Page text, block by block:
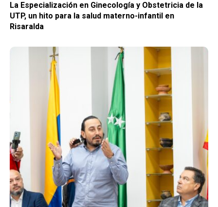
La Especialización en Ginecología y Obstetricia de la
UTP, un hito para la salud materno-infantil en
Risaralda